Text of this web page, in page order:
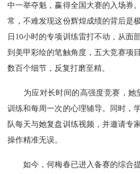
中一举夺魁，赢得全国大赛的入场券
常，不难发现这份辉煌成绩的背后是
日10小时的专项训练雷打不动，从面
到美甲彩绘的笔触角度，五大竞赛项
数百个细节，反复打磨至精。
为应对长时间的高强度竞赛，她
训练和每周一次的心理辅导。同时，
队每天与她复盘训练视频，并邀请专
操作精准无误。
如今，何梅春已进入备赛的综合